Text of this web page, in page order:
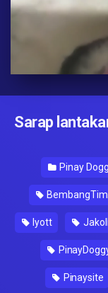
Sarap
Pinay
Iyott
Pinaysite